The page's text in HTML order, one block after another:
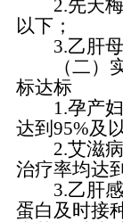
2.先天梅
以下；
3.乙肝母
（二）实
标达标
1.孕产妇
达到95%及
2.艾滋病
治疗率均达
3.乙肝感
蛋白及时接